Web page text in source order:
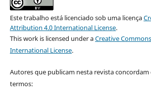
Este trabalho está licenciado sob uma licença
Attribution 4.0 International License.
This work is licensed under aCreative
International License.
Autores que publicam nesta revista
termos: